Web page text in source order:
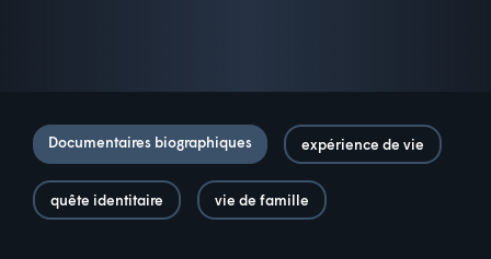
Documentaires biographiques expérience de vie
quête identitaire vie de famille